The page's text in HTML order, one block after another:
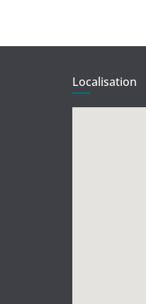
Localisation